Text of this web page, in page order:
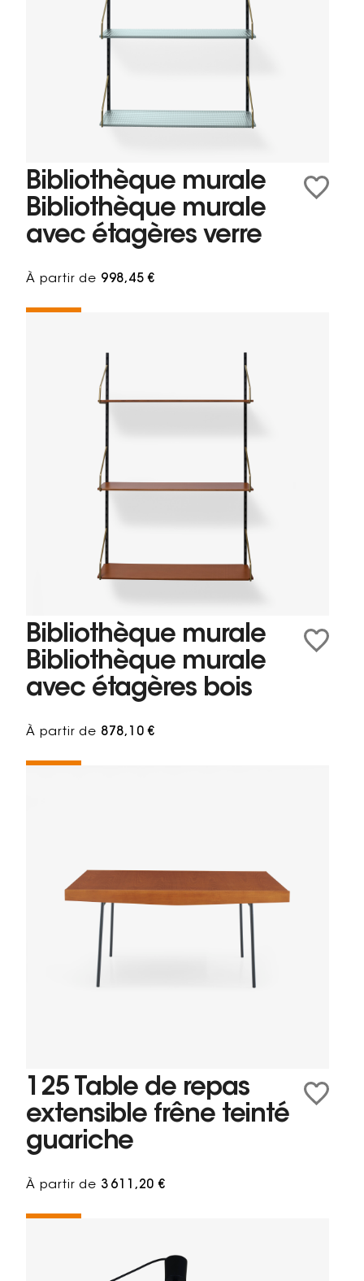
Bibliothèque murale
Bibliothèque murale
avec étagères verre
À partir de 998,45 €
Bibliothèque murale
Bibliothèque murale
avec étagères bois
À partir de 878,10 €
125 Table de repas
extensible frêne teinté
guariche
À partir de 3 611,20 €